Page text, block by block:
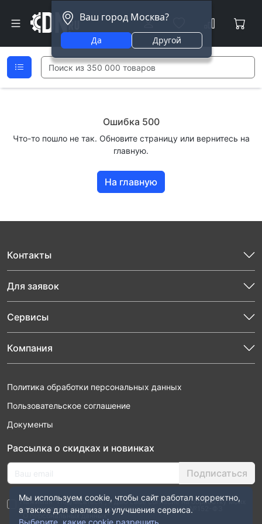
Ваш город Москва?
Да Другой
Ошибка 500
Что-то пошло не так. Обновите страницу или вернитесь на
главную.
На главную
Контакты
Для заявок
Сервисы
Компания
Политика обработки персональных данных
Пользовательское соглашение
Документы
Рассылка о скидках и новинках
Подписаться
Нажимая “Подписаться”, я даю свое согласие на обработку моих
персональных данных в соответствии с законом №152-ФЗ
“О персональных данных”
Мы используем cookie, чтобы сайт работал корректно,
а также для анализа и улучшения сервиса.
Выберите, какие cookie разрешить